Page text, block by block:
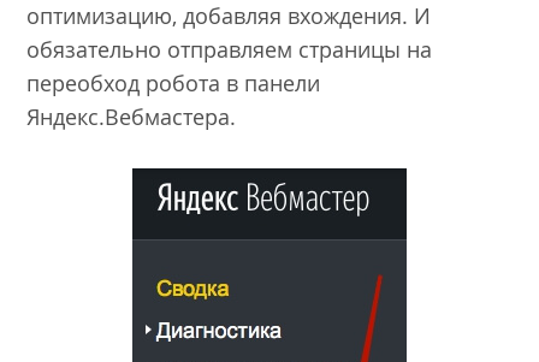
оптимизацию, добавляя вхождения. И
обязательно отправляем страницы на
переобход робота в панели
Яндекс.Вебмастера.